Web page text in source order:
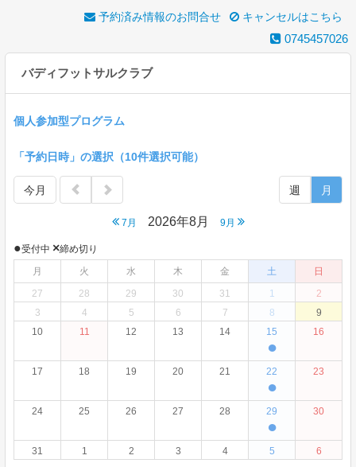
予約済み情報のお問合せ キャンセルはこちら
0745457026
バディフットサルクラブ
個人参加型プログラム
「予約日時」の選択（10件選択可能）
今月
7月 2026年8月 9月
週 月
●受付中 ×締め切り
月
火 水 木 金 土
日
27
28 29 30 31 1
2
3
4 5 6 7 8
9
10
11 12 13 14 15
●
16
17 18 19 20 21 22
●
23
24 25 26 27 28 29
●
30
31 1 2 3 4 5 6